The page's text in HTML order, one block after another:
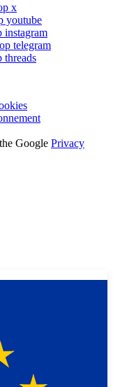
x
youtube
instagram
telegram
threads
Google Privacy